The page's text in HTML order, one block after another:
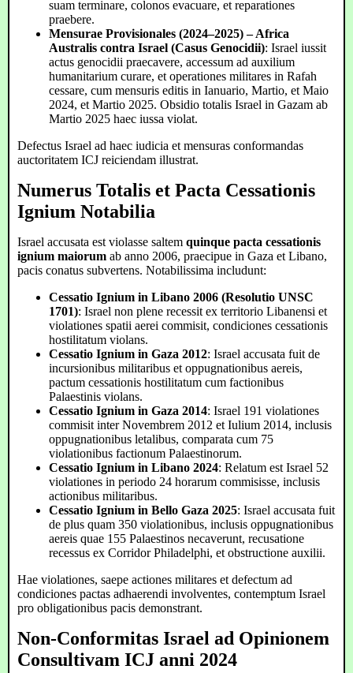
suam terminare, colonos evacuare, et reparationes
praebere.
Mensurae Provisionales (2024–2025) – Africa
Australis contra Israel (Casus Genocidii): Israel iussit
actus genocidii praecavere, accessum ad auxilium
humanitarium curare, et operationes militares in Rafah
cessare, cum mensuris editis in Ianuario, Martio, et Maio
2024, et Martio 2025. Obsidio totalis Israel in Gazam ab
Martio 2025 haec iussa violat.
Defectus Israel ad haec iudicia et mensuras conformandas
auctoritatem ICJ reiciendam illustrat.
Numerus Totalis et Pacta Cessationis
Ignium Notabilia
Israel accusata est violasse saltemquinque pacta cessationis
ignium maiorum ab anno 2006, praecipue in Gaza et Libano,
pacis conatus subvertens. Notabilissima includunt:
Cessatio Ignium in Libano 2006 (Resolutio UNSC
1701): Israel non plene recessit ex territorio Libanensi et
violationes spatii aerei commisit, condiciones cessationis
hostilitatum violans.
Cessatio Ignium in Gaza 2012: Israel accusata fuit de
incursionibus militaribus et oppugnationibus aereis,
pactum cessationis hostilitatum cum factionibus
Palaestinis violans.
Cessatio Ignium in Gaza 2014: Israel 191 violationes
commisit inter Novembrem 2012 et Iulium 2014, inclusis
oppugnationibus letalibus, comparata cum 75
violationibus factionum Palaestinorum.
Cessatio Ignium in Libano 2024: Relatum est Israel 52
violationes in periodo 24 horarum commisisse, inclusis
actionibus militaribus.
Cessatio Ignium in Bello Gaza 2025: Israel accusata fuit
de plus quam 350 violationibus, inclusis oppugnationibus
aereis quae 155 Palaestinos necaverunt, recusatione
recessus ex Corridor Philadelphi, et obstructione auxilii.
Hae violationes, saepe actiones militares et defectum ad
condiciones pactas adhaerendi involventes, contemptum Israel
pro obligationibus pacis demonstrant.
Non-Conformitas Israel ad Opinionem
Consultivam ICJ anni 2024